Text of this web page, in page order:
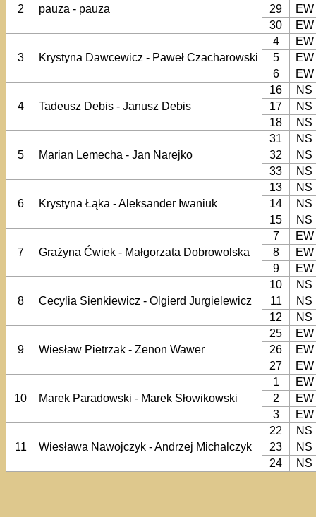
2 pauza - pauza
29
EW
30
EW
3 Krystyna Dawcewicz - Paweł Czacharowski
4
EW
5
EW
6
EW
4 Tadeusz Debis - Janusz Debis
16
NS
17
NS
18
NS
5 Marian Lemecha - Jan Narejko
31
NS
32
NS
33
NS
6 Krystyna Łąka - Aleksander Iwaniuk
13
NS
14
NS
15
NS
7 Grażyna Ćwiek - Małgorzata Dobrowolska
7
EW
8
EW
9
EW
8 Cecylia Sienkiewicz - Olgierd Jurgielewicz
10
NS
11
NS
12
NS
9 Wiesław Pietrzak - Zenon Wawer
25
EW
26
EW
27
EW
10 Marek Paradowski - Marek Słowikowski
1
EW
2
EW
3
EW
11 Wiesława Nawojczyk - Andrzej Michalczyk
22
NS
23
NS
24
NS